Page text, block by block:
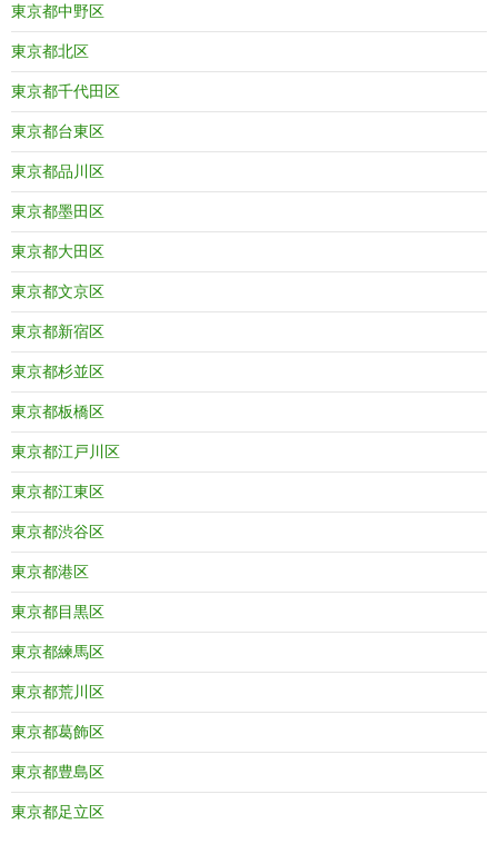
東京都中野区
東京都北区
東京都千代田区
東京都台東区
東京都品川区
東京都墨田区
東京都大田区
東京都文京区
東京都新宿区
東京都杉並区
東京都板橋区
東京都江戸川区
東京都江東区
東京都渋谷区
東京都港区
東京都目黒区
東京都練馬区
東京都荒川区
東京都葛飾区
東京都豊島区
東京都足立区